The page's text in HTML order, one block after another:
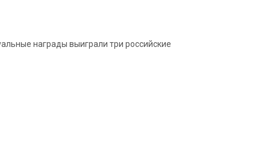
награды выиграли три российские